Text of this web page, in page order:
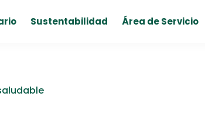
Sustentabilidad Área de Servicio